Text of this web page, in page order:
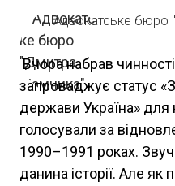
Адвокатське бюро
Вчора набрав
запроваджує статус
держави Україна» для
голосували за
1990–1991 роках.
данина історії. Але